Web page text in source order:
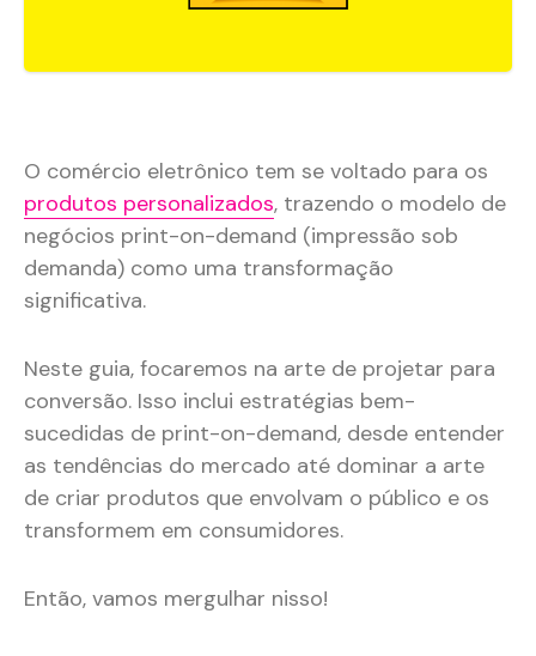
O comércio eletrônico tem se voltado para os
produtos personalizados, trazendo o modelo de
negócios print-on-demand (impressão sob
demanda) como uma transformação
significativa.
Neste guia, focaremos na arte de projetar para
conversão. Isso inclui estratégias bem-
sucedidas de print-on-demand, desde entender
as tendências do mercado até dominar a arte
de criar produtos que envolvam o público e os
transformem em consumidores.
Então, vamos mergulhar nisso!